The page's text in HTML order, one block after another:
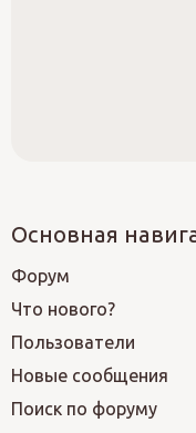
Основная
Форум
Что нового?
Пользователи
Новые сообщения
Поиск по форуму